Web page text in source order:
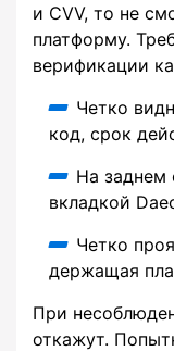
и CVV, то не
платформу.
верификации
Четко
код, срок
На
вкладкой
Четко
держащая
При
откажут.